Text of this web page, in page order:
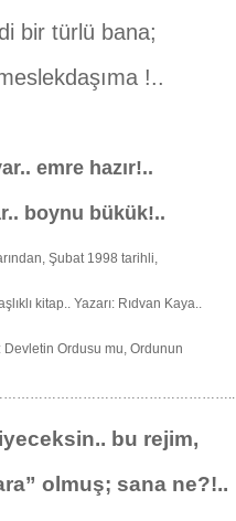
bir türlü bana;
!..
emre hazır!..
boynu bükük!..
Şubat 1998 tarihli,
kitap.. Yazarı: Rıdvan Kaya..
Devletin Ordusu mu, Ordunun
bu rejim,
olmuş; sana ne?!..